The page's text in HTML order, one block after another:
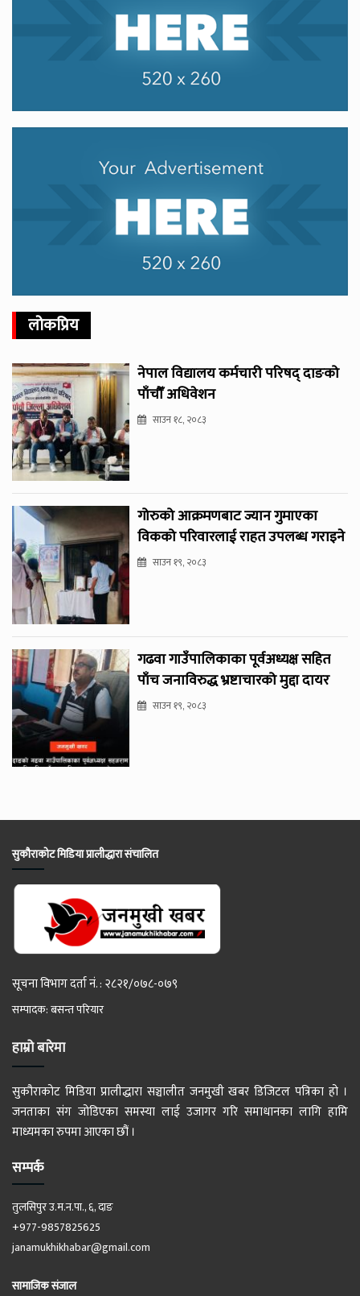
लोकप्रिय
नेपाल विद्यालय कर्मचारी परिषद् दाङको
पाँचौँ अधिवेशन
साउन १८, २०८३
गोरुको आक्रमणबाट ज्यान गुमाएका
विकको परिवारलाई राहत उपलब्ध गराइने
साउन १९, २०८३
गढवा गाउँपालिकाका पूर्वअध्यक्ष सहित
पाँच जनाविरुद्ध भ्रष्टाचारको मुद्दा दायर
साउन १९, २०८३
सुकौराकोट मिडिया प्रालीद्धारा संचालित
सूचना विभाग दर्ता नं. : २८२१/०७८-०७९
सम्पादक: बसन्त परियार
हाम्रो बारेमा
सुकौराकोट मिडिया प्रालीद्धारा सञ्चालीत जनमुखी खबर डिजिटल पत्रिका हो ।
जनताका संग जोडिएका समस्या लाई उजागर गरि समाधानका लागि हामि
माध्यमका रुपमा आएका छौं ।
सम्पर्क
तुलसिपुर उ.म.न.पा., ६, दाङ
+977-9857825625
janamukhikhabar@gmail.com
सामाजिक संजाल